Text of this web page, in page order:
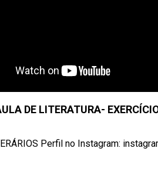
DE LITERATURA-
Perfil no Instagram: